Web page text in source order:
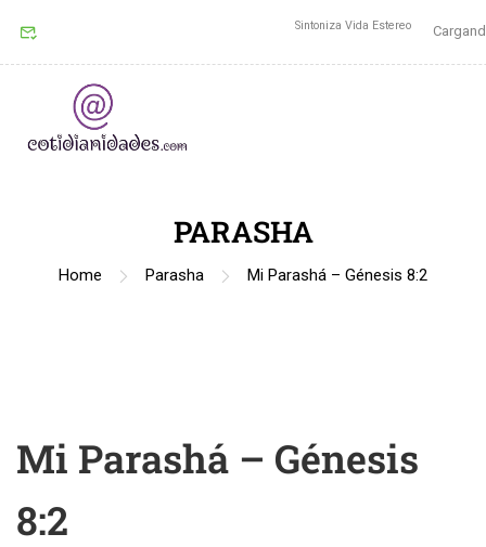
Sintoniza Vida Estereo
PARASHA
Home Parasha Mi Parashá – Génesis 8:2
Mi Parashá – Génesis
8:2